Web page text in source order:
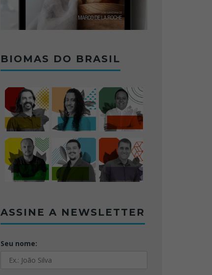
BIOMAS DO BRASIL
ASSINE A NEWSLETTER
Seu nome: